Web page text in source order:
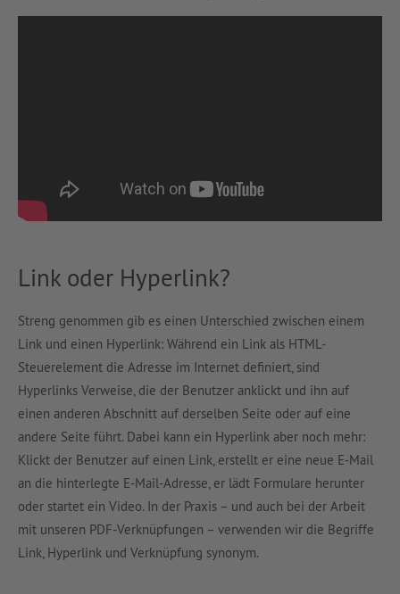
Link oder Hyperlink?
Streng genommen gib es einen Unterschied zwischen einem
Link und einen Hyperlink: Während ein Link als HTML-
Steuerelement die Adresse im Internet definiert, sind
Hyperlinks Verweise, die der Benutzer anklickt und ihn auf
einen anderen Abschnitt auf derselben Seite oder auf eine
andere Seite führt. Dabei kann ein Hyperlink aber noch mehr:
Klickt der Benutzer auf einen Link, erstellt er eine neue E-Mail
an die hinterlegte E-Mail-Adresse, er lädt Formulare herunter
oder startet ein Video. In der Praxis – und auch bei der Arbeit
mit unseren PDF-Verknüpfungen – verwenden wir die Begriffe
Link, Hyperlink und Verknüpfung synonym.